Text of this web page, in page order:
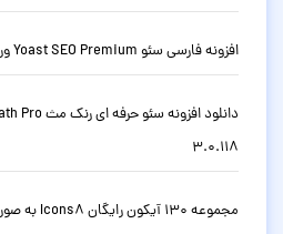
افزونه فارسی سئو Yoast SEO Premium وردپرس نسخه حرفه ای 28.2
3.0.118
مجموعه 130 آیکون رایگان Icons8 به صورت SVG